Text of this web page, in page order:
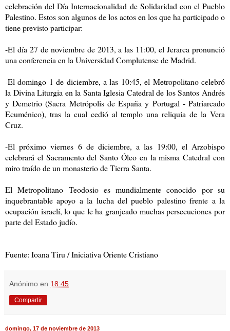
celebración del Día Internacionalidad de Solidaridad con el Pueblo
Palestino. Estos son algunos de los actos en los que ha participado o
tiene previsto participar:
-El día 27 de noviembre de 2013, a las 11:00, el Jerarca pronunció
una conferencia en la Universidad Complutense de Madrid.
-El domingo 1 de diciembre, a las 10:45, el Metropolitano celebró
la Divina Liturgia en la Santa Iglesia Catedral de los Santos Andrés
y Demetrio (Sacra Metrópolis de España y Portugal - Patriarcado
Ecuménico), tras la cual cedió al templo una reliquia de la Vera
Cruz.
-El próximo viernes 6 de diciembre, a las 19:00, el Arzobispo
celebrará el Sacramento del Santo Óleo en la misma Catedral con
miro traído de un monasterio de Tierra Santa.
El Metropolitano Teodosio es mundialmente conocido por su
inquebrantable apoyo a la lucha del pueblo palestino frente a la
ocupación israelí, lo que le ha granjeado muchas persecuciones por
parte del Estado judío.
Fuente: Ioana Tiru / Iniciativa Oriente Cristiano
Anónimo en 18:45
Compartir
domingo, 17 de noviembre de 2013